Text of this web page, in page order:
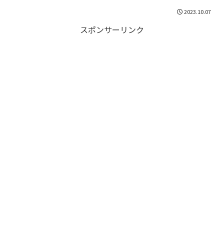
2023.10.07
スポンサーリンク